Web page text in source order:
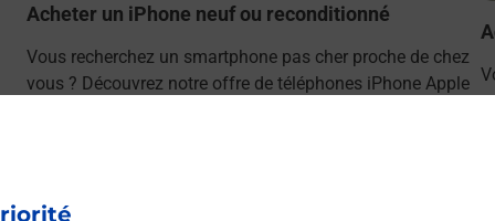
Acheter un iPhone neuf ou reconditionné
Vous recherchez un smartphone pas cher proche de chez
vous ? Découvrez notre offre de téléphones iPhone Apple